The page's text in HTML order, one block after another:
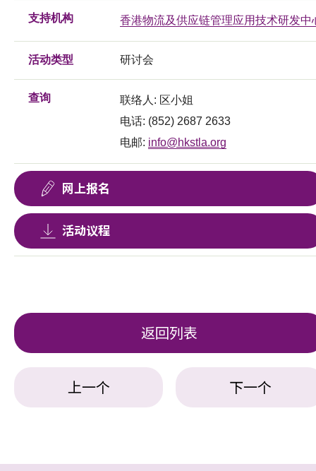
支持机构 香港物流及供应链管理应用技术研发中
活动类型 研讨会
查询
联络人: 区小姐
电话: (852) 2687 2633
电邮: info@hkstla.org
网上报名
活动议程
返回列表
上一个 下一个